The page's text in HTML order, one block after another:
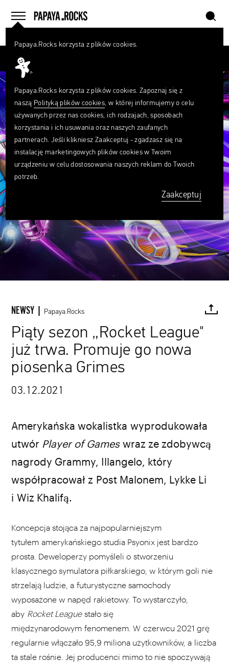
menu
home szukaj
NEWSY | Papaya.Rocks
Piąty sezon „Rocket League"
już trwa. Promuje go nowa
piosenka Grimes
03.12.2021
FACEBOOK TWITTER
Amerykańska wokalistka wyprodukowała
utwór Player of Games wraz ze zdobywcą
nagrody Grammy, Illangelo, który
współpracował z Post Malonem, Lykke Li
i Wiz Khalifą.
Koncepcja stojąca za najpopularniejszym
tytułem amerykańskiego studia Psyonix jest bardzo
prosta. Deweloperzy pomyśleli o stworzeniu
klasycznego symulatora piłkarskiego, w którym goli nie
strzelają ludzie, a futurystyczne samochody
wyposażone w napęd rakietowy. To wystarczyło,
aby Rocket League stało się
międzynarodowym fenomenem. W czerwcu 2021 grę
regularnie włączało 95,9 miliona użytkowników, a liczba
ta stale rośnie. Jej producenci mimo to nie spoczywają
Papaya.Rocks korzysta z plików cookies.
Papaya.Rocks korzysta z plików cookies. Zapoznaj się z
naszą Polityką plików cookies, w której informujemy o celu
używanych przez nas cookies, ich rodzajach, sposobach
korzystania i ich usuwania oraz naszych zaufanych
partnerach. Jeśli klikniesz Zaakceptuj - zgadzasz się na
instalację marketingowych plików cookies w Twoim
urządzeniu w celu dostosowania naszych reklam do Twoich
potrzeb.
Zaakceptuj
Czego
szukasz?